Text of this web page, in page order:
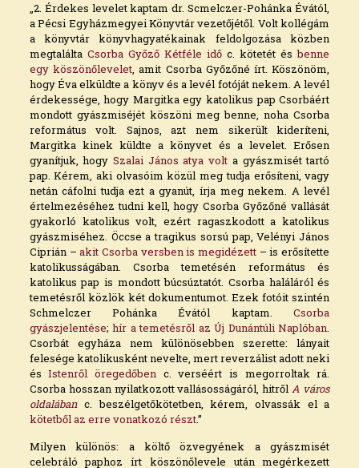
„2. Érdekes levelet kaptam dr. Scmelczer-Pohánka Évától,
a Pécsi Egyházmegyei Könyvtár vezetőjétől. Volt kollégám
a könyvtár könyvhagyatékainak feldolgozása közben
megtalálta Csorba Győző Kétféle idő c. kötetét ésbenne
egy köszönőlevelet, amit Csorba Győzőné írt. Köszönöm,
hogy Éva elküldte a könyv és a levél fotóját nekem. A levél
érdekessége, hogy Margitka egy katolikus pap Csorbáért
mondott gyászmiséjét köszöni meg benne, noha Csorba
református volt. Sajnos, azt nem sikerült kideríteni,
Margitka kinek küldte a könyvet és a levelet. Erősen
gyanítjuk, hogySzalai János atya volt a gyászmisét tartó
pap. Kérem, aki olvasóim közül meg tudja erősíteni, vagy
netán cáfolni tudja ezt a gyanút, írja meg nekem. A levél
értelmezéséhez tudni kell, hogy Csorba Győzőné vallását
gyakorló katolikus volt, ezért ragaszkodott a katolikus
gyászmiséhez. Öccse a tragikus sorsú pap, Velényi János
Ciprián –akit Csorba versben is megidézett – is erősítette
katolikusságában. Csorba temetésén református és
katolikus pap is mondott búcsúztatót. Csorba haláláról és
temetésről közlök két dokumentumot. Ezek fotóit szintén
Schmelczer Pohánka Évától kaptam.Csorba
gyászjelentése;hír a temetésről az Új Dunántúli Naplóban.
Csorbát egyháza nem különösebben szerette: lányait
felesége katolikusként nevelte, mert reverzálist adott neki
ésIstenről öregedőben c. verséért is megorroltak rá.
Csorba hosszan nyilatkozott vallásosságáról, hitrőlA város
oldalábanc. beszélgetőkötetben, kérem, olvassák el a
kötetből az erre vonatkozó részt.”
Milyen különös: a költő özvegyének a gyászmisét
celebráló paphoz írt köszönőlevele után megérkezett